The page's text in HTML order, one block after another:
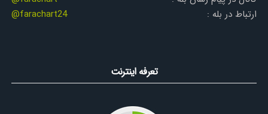
ارتباط در بله :
@farachart24
تعرفه اینترنت